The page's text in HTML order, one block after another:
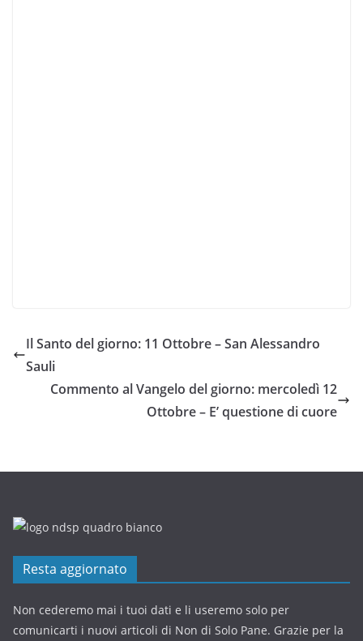
Il Santo del giorno: 11 Ottobre – San Alessandro
Sauli
Commento al Vangelo del giorno: mercoledì 12
Ottobre – E’ questione di cuore
Resta aggiornato
Non cederemo mai i tuoi dati e li useremo solo per
comunicarti i nuovi articoli di Non di Solo Pane. Grazie per la